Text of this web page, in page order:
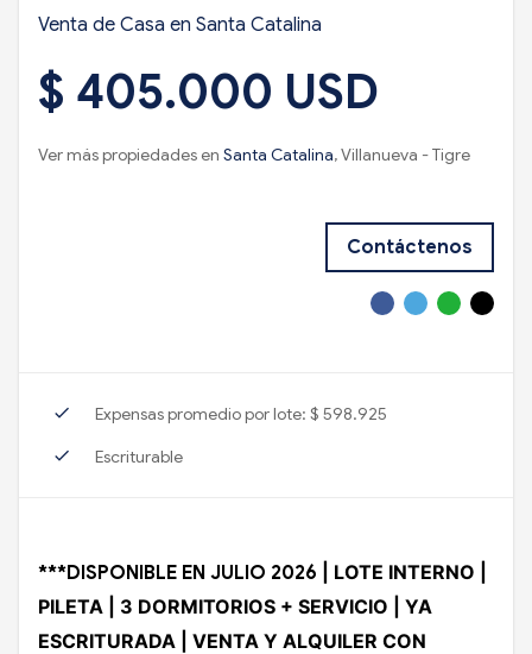
Venta de Casa en Santa Catalina
$ 405.000 USD
Ver más propiedades en Santa Catalina, Villanueva - Tigre
Contáctenos
check Expensas promedio por lote: $ 598.925
check Escriturable
***DISPONIBLE EN JULIO 2026 | LOTE INTERNO |
PILETA | 3 DORMITORIOS + SERVICIO | YA
ESCRITURADA | VENTA Y ALQUILER CON